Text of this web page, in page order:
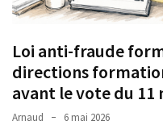
Loi anti-fraude
directions
avant le vote du 11
Arnaud 6 mai 2026